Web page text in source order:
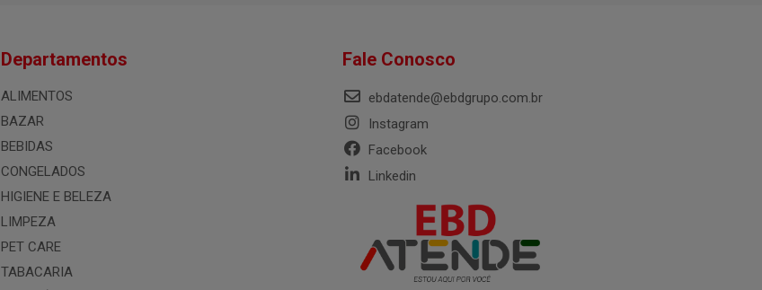
Departamentos
ALIMENTOS
BAZAR
BEBIDAS
CONGELADOS
HIGIENE E BELEZA
LIMPEZA
PET CARE
TABACARIA
Fale Conosco
ebdatende@ebdgrupo.com.br
Instagram
Facebook
Linkedin